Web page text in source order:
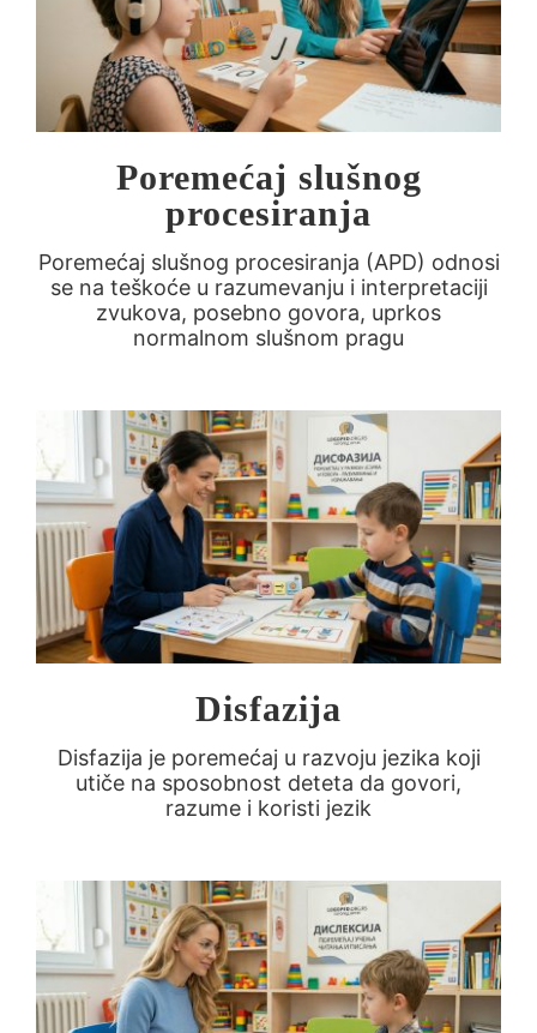
Poremećaj slušnog
procesiranja
Poremećaj slušnog procesiranja (APD) odnosi
se na teškoće u razumevanju i interpretaciji
zvukova, posebno govora, uprkos
normalnom slušnom pragu
Disfazija
Disfazija je poremećaj u razvoju jezika koji
utiče na sposobnost deteta da govori,
razume i koristi jezik